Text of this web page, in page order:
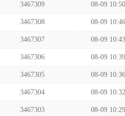
3467309 08-09
3467308 08-09
3467307 08-09
3467306 08-09
3467305 08-09
3467304 08-09
3467303 08-09